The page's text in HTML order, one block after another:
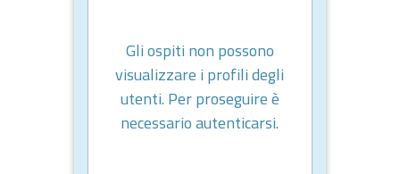
Gli ospiti non possono
visualizzare i profili degli
utenti. Per proseguire è
necessario autenticarsi.